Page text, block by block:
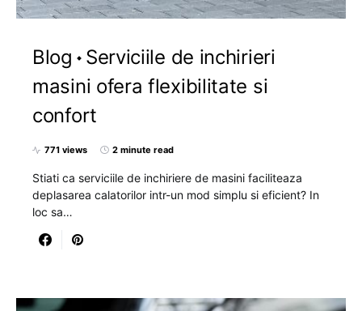
Blog
Serviciile de inchirieri
masini ofera flexibilitate si
confort
771 views 2 minute read
Stiati ca serviciile de inchiriere de masini faciliteaza
deplasarea calatorilor intr-un mod simplu si eficient? In
loc sa…